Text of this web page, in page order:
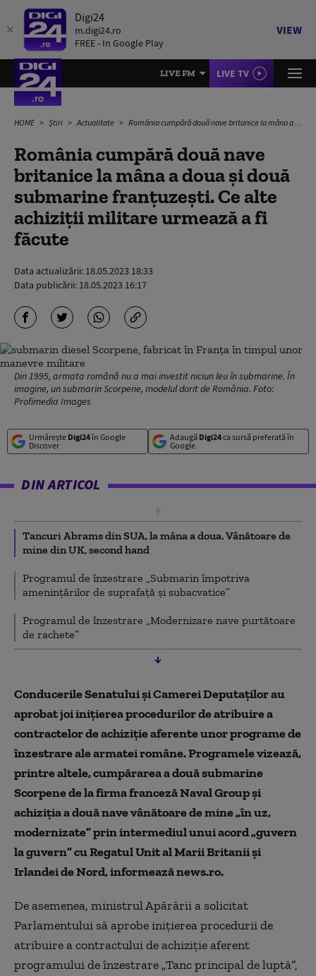
Digi24
m.digi24.ro
FREE - In Google Play
VIEW
LIVE FM LIVE TV
HOME Știri Actualitate România cumpără două nave britanice la mâna a doua și două submarine franțuzești. Ce alte achiziții militare urmează a fi făcute
România cumpără două nave
britanice la mâna a doua și două
submarine franțuzești. Ce alte
achiziții militare urmează a fi
făcute
Data actualizării: 18.05.2023 18:33
Data publicării: 18.05.2023 16:17
Din 1995, armata română nu a mai investit niciun leu în submarine. În
imagine, un submarin Scorpene, modelul dorit de România. Foto:
Profimedia Images
Urmărește Digi24în Google
Discover
Adaugă Digi24ca sursă preferată în
Google
DIN ARTICOL
Tancuri Abrams din SUA, la mâna a doua. Vânătoare de
mine din UK, second hand
Programul de înzestrare „Submarin împotriva
ameninţărilor de suprafaţă şi subacvatice”
Programul de înzestrare „Modernizare nave purtătoare
de rachete”
Conducerile Senatului și Camerei Deputaților au
aprobat joi inițierea procedurilor de atribuire a
contractelor de achiziţie aferente unor programe de
înzestrare ale armatei române. Programele vizează,
printre altele, cumpărarea a două submarine
Scorpene de la firma franceză Naval Group și
achiziția a două nave vânătoare de mine „în uz,
modernizate” prin intermediul unui acord „guvern
la guvern” cu Regatul Unit al Marii Britanii și
Irlandei de Nord, informează news.ro.
De asemenea, ministrul Apărării a solicitat
Parlamentului să aprobe iniţierea procedurii de
atribuire a contractului de achiziţie aferent
programului de înzestrare „Tanc principal de luptă”,